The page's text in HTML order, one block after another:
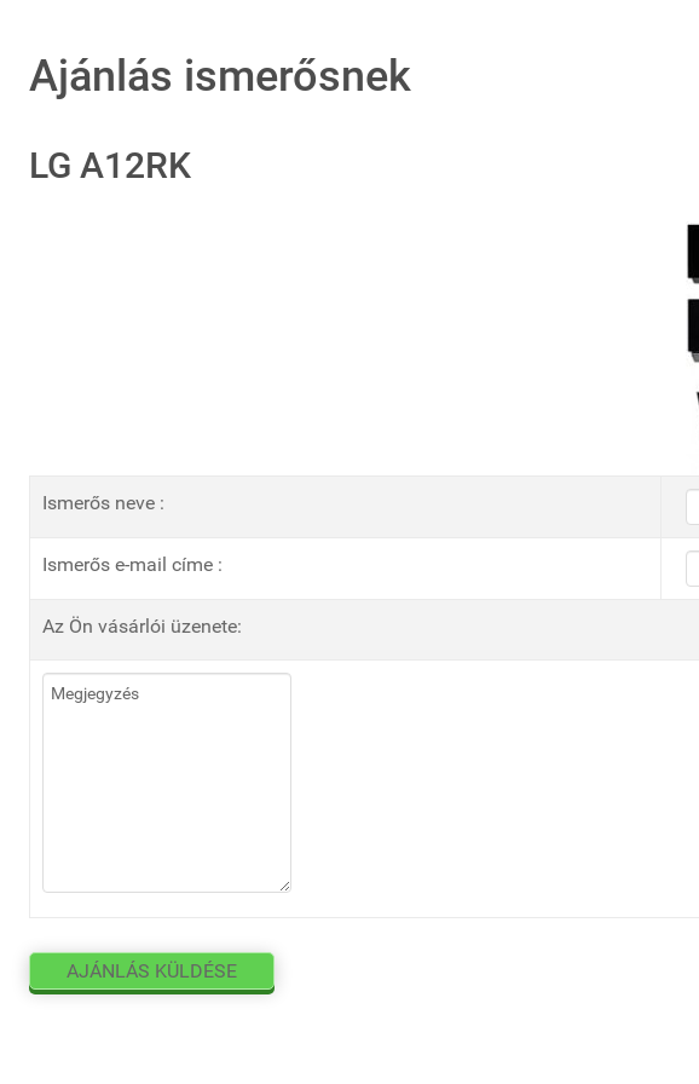
Ajánlás ismerősnek
LG A12RK
Ismerős neve :
Ismerős e-mail címe :
Az Ön vásárlói üzenete: